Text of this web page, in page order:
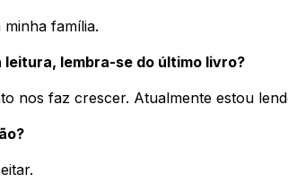
família.
leitura, lembra-se do último livro?
nos faz crescer. Atualmente estou